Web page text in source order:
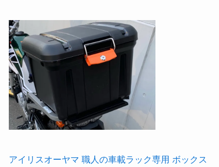
アイリスオーヤマ 職人の車載ラック専用 ボックス